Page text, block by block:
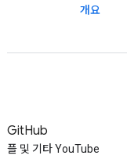
개요
GitHub
플 및 기타 YouTube